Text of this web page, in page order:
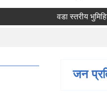
वडा स्तरीय
जन